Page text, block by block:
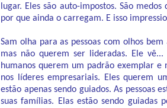
lugar. Eles são auto-impostos. São
por que ainda o carregam. E isso
Sam olha para as pessoas com olhos
mas não querem ser lideradas. Ele
humanos querem um padrão exemplar e
nos líderes empresariais. Eles querem
estão apenas sendo guiados. As pessoas
suas famílias. Elas estão sendo guiadas